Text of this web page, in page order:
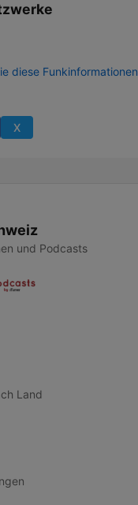
diese Funkinformationen
X
und Podcasts
Land